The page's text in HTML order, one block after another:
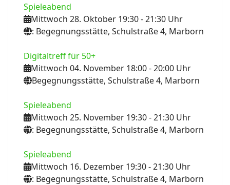
Spieleabend
Mittwoch 28. Oktober 19:30- 21:30 Uhr
: Begegnungsstätte, Schulstraße 4, Marborn
Digitaltreff für 50+
Mittwoch 04. November 18:00- 20:00 Uhr
Begegnungsstätte, Schulstraße 4, Marborn
Spieleabend
Mittwoch 25. November 19:30- 21:30 Uhr
: Begegnungsstätte, Schulstraße 4, Marborn
Spieleabend
Mittwoch 16. Dezember 19:30- 21:30 Uhr
: Begegnungsstätte, Schulstraße 4, Marborn